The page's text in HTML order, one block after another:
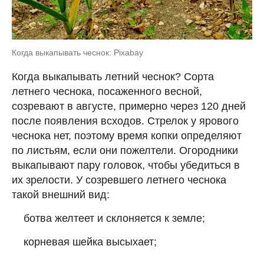
Когда выкапывать чеснок: Pixabay
Когда выкапывать летний чеснок? Сорта
летнего чеснока, посаженного весной,
созревают в августе, примерно через 120 дней
после появления всходов. Стрелок у ярового
чеснока нет, поэтому время копки определяют
по листьям, если они пожелтели. Огородники
выкапывают пару головок, чтобы убедиться в
их зрелости. У созревшего летнего чеснока
такой внешний вид:
ботва желтеет и склоняется к земле;
корневая шейка высыхает;